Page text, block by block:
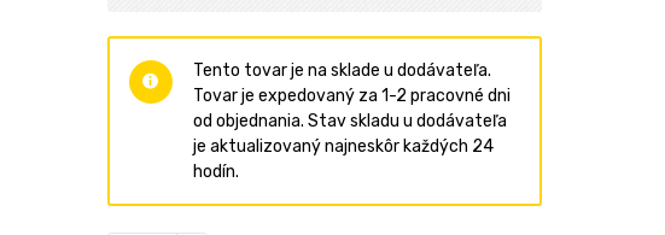
Tento tovar je na sklade u dodávateľa.
Tovar je expedovaný za 1-2 pracovné dni
od objednania. Stav skladu u dodávateľa
je aktualizovaný najneskôr každých 24
hodín.